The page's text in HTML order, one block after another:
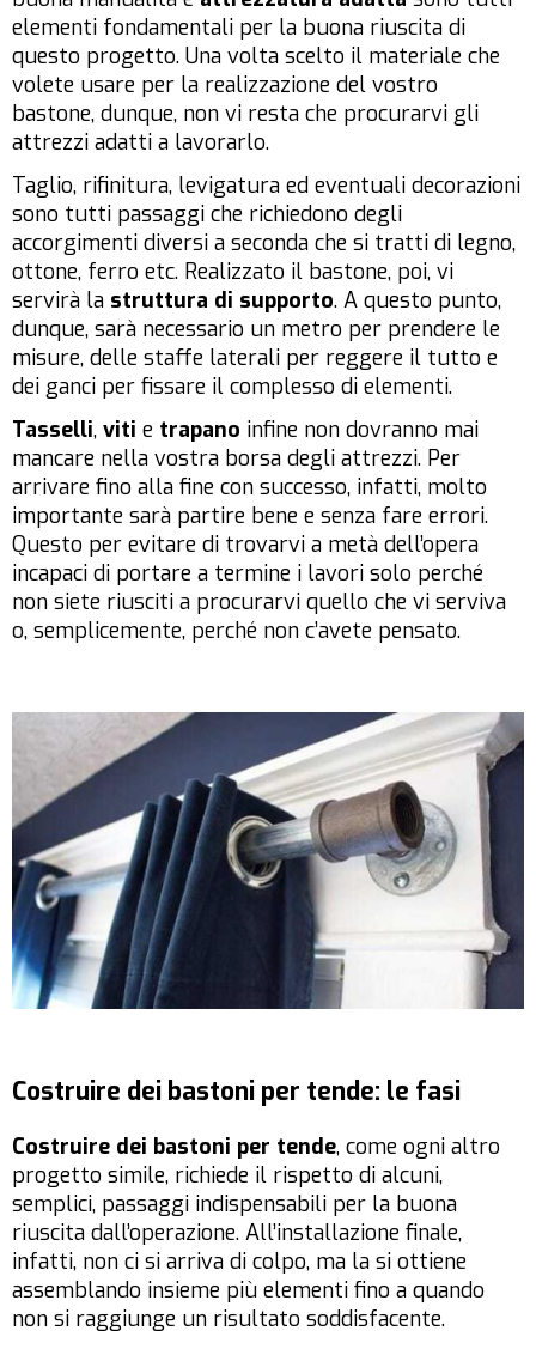
elementi fondamentali per la buona riuscita di
questo progetto. Una volta scelto il materiale che
volete usare per la realizzazione del vostro
bastone, dunque, non vi resta che procurarvi gli
attrezzi adatti a lavorarlo.
Taglio, rifinitura, levigatura ed eventuali decorazioni
sono tutti passaggi che richiedono degli
accorgimenti diversi a seconda che si tratti di legno,
ottone, ferro etc. Realizzato il bastone, poi, vi
servirà la struttura di supporto. A questo punto,
dunque, sarà necessario un metro per prendere le
misure, delle staffe laterali per reggere il tutto e
dei ganci per fissare il complesso di elementi.
Tasselli, viti e trapano infine non dovranno mai
mancare nella vostra borsa degli attrezzi. Per
arrivare fino alla fine con successo, infatti, molto
importante sarà partire bene e senza fare errori.
Questo per evitare di trovarvi a metà dell’opera
incapaci di portare a termine i lavori solo perché
non siete riusciti a procurarvi quello che vi serviva
o, semplicemente, perché non c’avete pensato.
Costruire dei bastoni per tende: le fasi
Costruire dei bastoni per tende, come ogni altro
progetto simile, richiede il rispetto di alcuni,
semplici, passaggi indispensabili per la buona
riuscita dall’operazione. All’installazione finale,
infatti, non ci si arriva di colpo, ma la si ottiene
assemblando insieme più elementi fino a quando
non si raggiunge un risultato soddisfacente.